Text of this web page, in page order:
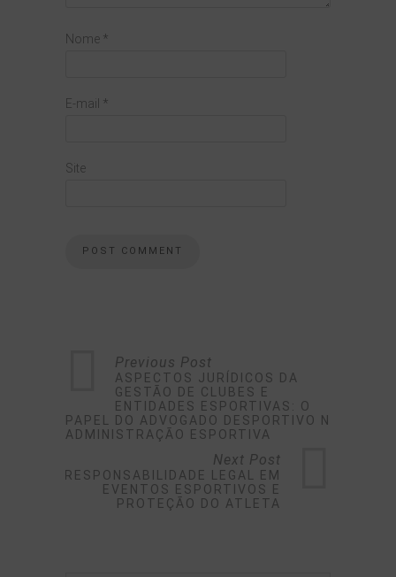
Nome *
E-mail *
Site
Previous Post
ASPECTOS JURÍDICOS DA
GESTÃO DE CLUBES E
ENTIDADES ESPORTIVAS: O
PAPEL DO ADVOGADO DESPORTIVO NA
ADMINISTRAÇÃO ESPORTIVA
Next Post
RESPONSABILIDADE LEGAL EM
EVENTOS ESPORTIVOS E
PROTEÇÃO DO ATLETA